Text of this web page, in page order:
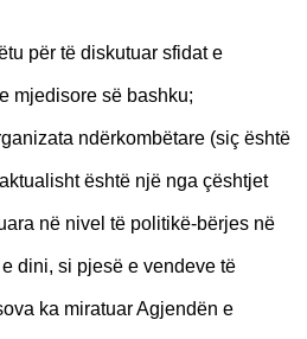
për të diskutuar sfidat e
mjedisore së bashku;
ndërkombëtare (siç është
është një nga çështjet
në nivel të politikë-bërjes në
dini, si pjesë e vendeve të
ka miratuar Agjendën e